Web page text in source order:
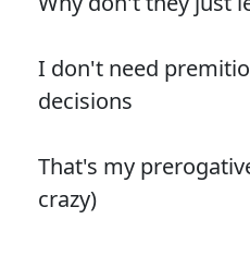
I don't need
decisions
That's my
crazy)